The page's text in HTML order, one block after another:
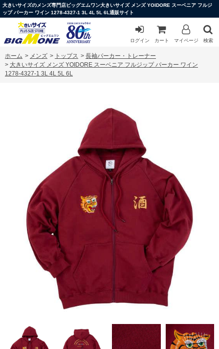
大きいサイズのメンズ専門店ビッグエムワン大きいサイズ メンズ YOIDORE スーベニア フルジ
ップ パーカー ワイン 1278-4327-1 3L 4L 5L 6L通販サイト
ログイン カート マイページ 検索
ホーム > メンズ > トップス > 長袖パーカー・トレーナー
> 大きいサイズ メンズ YOIDORE スーベニア フルジップ パーカー ワイン
1278-4327-1 3L 4L 5L 6L